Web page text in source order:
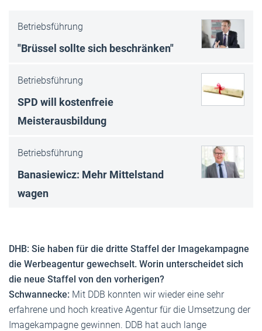
Betriebsführung
"Brüssel sollte sich beschränken"
Betriebsführung
SPD will kostenfreie
Meisterausbildung
Betriebsführung
Banasiewicz: Mehr Mittelstand
wagen
DHB: Sie haben für die dritte Staffel der Imagekampagne
die Werbeagentur gewechselt. Worin unterscheidet sich
die neue Staffel von den vorherigen?
Schwannecke: Mit DDB konnten wir wieder eine sehr
erfahrene und hoch kreative Agentur für die Umsetzung der
Imagekampagne gewinnen. DDB hat auch lange